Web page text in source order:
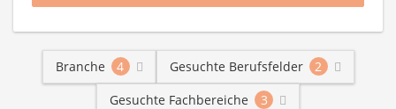
Branche 4 Gesuchte Berufsfelder
2
Gesuchte Fachbereiche
3